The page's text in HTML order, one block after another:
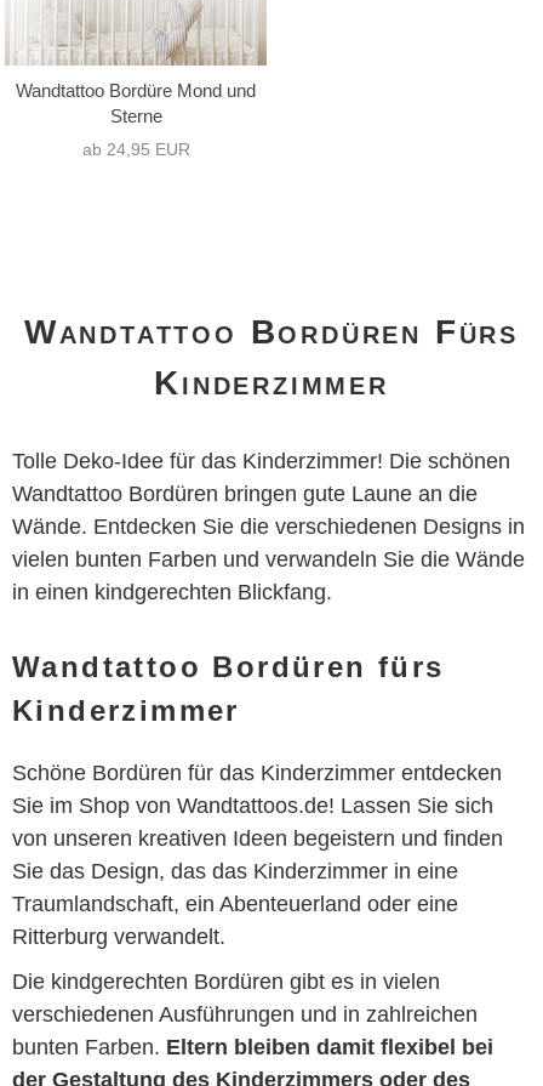
Wandtattoo Bordüren Fürs
Kinderzimmer
Tolle Deko-Idee für das Kinderzimmer! Die schönen
Wandtattoo Bordüren bringen gute Laune an die
Wände. Entdecken Sie die verschiedenen Designs in
vielen bunten Farben und verwandeln Sie die Wände
in einen kindgerechten Blickfang.
Wandtattoo Bordüren fürs
Kinderzimmer
Schöne Bordüren für das Kinderzimmer entdecken
Sie im Shop von Wandtattoos.de! Lassen Sie sich
von unseren kreativen Ideen begeistern und finden
Sie das Design, das das Kinderzimmer in eine
Traumlandschaft, ein Abenteuerland oder eine
Ritterburg verwandelt.
Die kindgerechten Bordüren gibt es in vielen
verschiedenen Ausführungen und in zahlreichen
bunten Farben. Eltern bleiben damit flexibel bei
der Gestaltung des Kinderzimmers oder des
Wandtattoo Bordüre Mond und
Sterne
ab 24,95 EUR